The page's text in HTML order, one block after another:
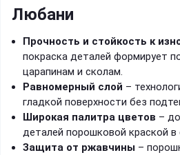
Любани
Прочность и стойкость к
покраска деталей формирует
царапинам и сколам.
Равномерный слой –
гладкой поверхности без
Широкая палитра цветов –
деталей порошковой краской в
Защита от ржавчины –